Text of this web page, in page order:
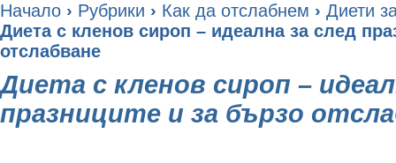
Начало › Рубрики › Как да отслабнем › Диети
Диета с кленов сироп – идеална за след
отслабване
Диета с кленов сироп –
празниците и за бързо